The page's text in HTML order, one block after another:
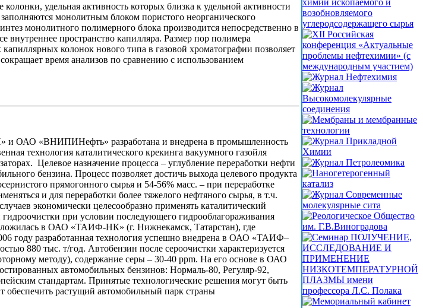
удельная активность которых близка к удельной активности
монолитным блоком пористого неорганического
монолитного полимерного блока производится непосредственно в
внутреннее пространство капилляра. Размер пор полимера
колонок нового типа в газовой хроматографии позволяет
время анализов по сравнению с использованием
«ВНИПИНефть» разработана и внедрена в промышленность
технология каталитического крекинга вакуумного газойля
Целевое назначение процесса – углубление переработки нефти
бензина. Процесс позволяет достичь выхода целевого продукта
прямогонного сырья и 54-56% масс. – при переработке
и для переработки более тяжелого нефтяного сырья, в т.ч.
экономически целесообразно применять каталитический
при условии последующего гидрооблагораживания
в ОАО «ТАИФ-НК» (г. Нижнекамск, Татарстан), где
году разработанная технология успешно внедрена в ОАО «ТАИФ–
880 тыс. т/год. Автобензин после сероочистки характеризуется
методу), содержание серы – 30-40 ppm. На его основе в ОАО
автомобильных бензинов: Нормаль-80, Регуляр-92,
стандартам. Принятые технологические решения могут быть
растущий автомобильный парк страны